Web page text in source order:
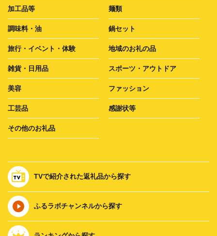
加工品等 麺類
調味料・油 鍋セット
旅行・イベント・体験 地域のお礼の品
雑貨・日用品 スポーツ・アウトドア
美容 ファッション
工芸品 感謝状等
その他のお礼品
TVで紹介された返礼品から探す
ふるラボチャンネルから探す